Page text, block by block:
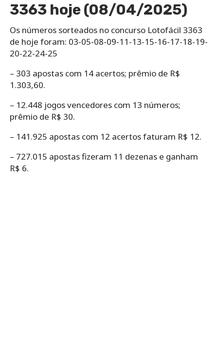
3363 hoje (08/04/2025)
Os números sorteados no concurso Lotofácil 3363
de hoje foram: 03-05-08-09-11-13-15-16-17-18-19-
20-22-24-25
– 303 apostas com 14 acertos; prêmio de R$
1.303,60.
– 12.448 jogos vencedores com 13 números;
prêmio de R$ 30.
– 141.925 apostas com 12 acertos faturam R$ 12.
– 727.015 apostas fizeram 11 dezenas e ganham
R$ 6.